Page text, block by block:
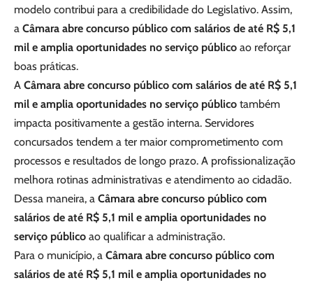
modelo contribui para a credibilidade do Legislativo. Assim,
a Câmara abre concurso público com salários de até R$ 5,1
mil e amplia oportunidades no serviço público ao reforçar
boas práticas.
A Câmara abre concurso público com salários de até R$ 5,1
mil e amplia oportunidades no serviço público também
impacta positivamente a gestão interna. Servidores
concursados tendem a ter maior comprometimento com
processos e resultados de longo prazo. A profissionalização
melhora rotinas administrativas e atendimento ao cidadão.
Dessa maneira, a Câmara abre concurso público com
salários de até R$ 5,1 mil e amplia oportunidades no
serviço público ao qualificar a administração.
Para o município, a Câmara abre concurso público com
salários de até R$ 5,1 mil e amplia oportunidades no